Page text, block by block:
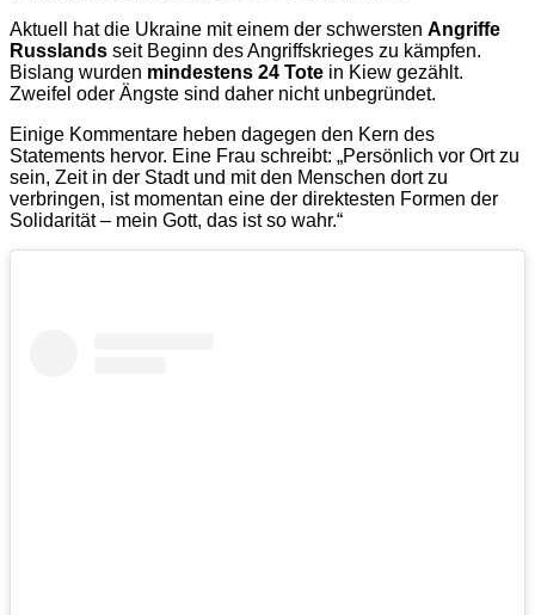
Aktuell hat die Ukraine mit einem der schwersten Angriffe
Russlands seit Beginn des Angriffskrieges zu kämpfen.
Bislang wurden mindestens 24 Tote in Kiew gezählt.
Zweifel oder Ängste sind daher nicht unbegründet.
Einige Kommentare heben dagegen den Kern des
Statements hervor. Eine Frau schreibt: „Persönlich vor Ort zu
sein, Zeit in der Stadt und mit den Menschen dort zu
verbringen, ist momentan eine der direktesten Formen der
Solidarität – mein Gott, das ist so wahr.“